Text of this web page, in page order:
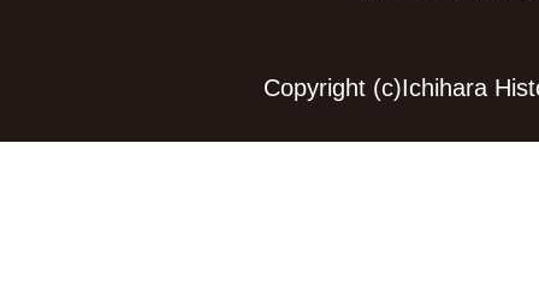
Copyright (c)Ichihara